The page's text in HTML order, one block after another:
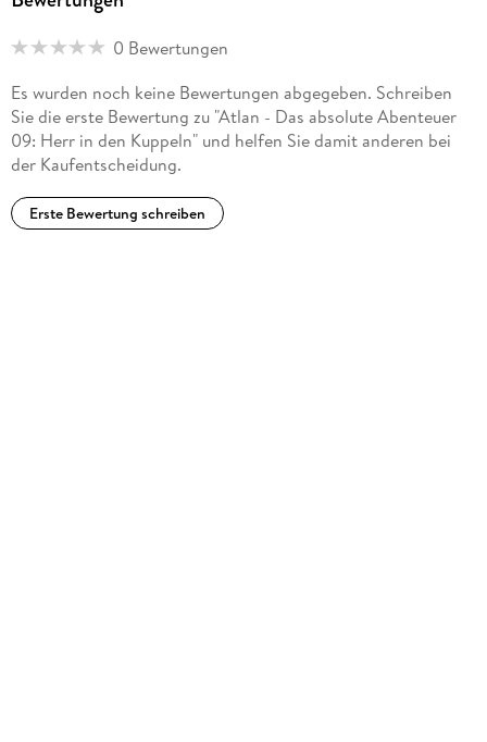
0 Bewertungen
Es wurden noch keine Bewertungen abgegeben. Schreiben
Sie die erste Bewertung zu "Atlan - Das absolute Abenteuer
09: Herr in den Kuppeln" und helfen Sie damit anderen bei
der Kaufentscheidung.
Erste Bewertung schreiben